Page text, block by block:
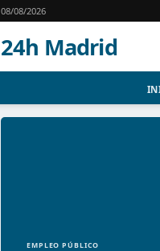
08/08/2026
24h Madrid
EMPLEO PÚBLICO